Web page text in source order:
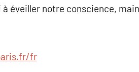
éveiller notre conscience,
fr